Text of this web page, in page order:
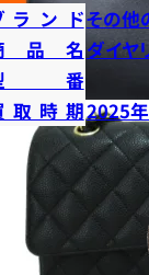
ランドその他
品名ダイヤ
番
取時期2025